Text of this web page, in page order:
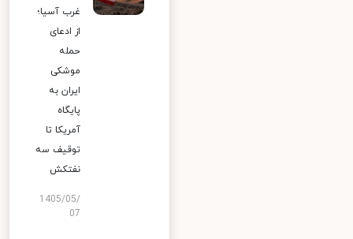
غرب آسیا؛
از ادعای
حمله
موشکی
ایران به
پایگاه
آمریکا تا
توقیف سه
نفتکش
1405/05/
07